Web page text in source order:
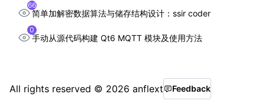
66
简单加解密数据算法与储存结构设计：ssir coder
0
手动从源代码构建 Qt6 MQTT 模块及使用方法
All rights reserved © 2026 anflext Feedback